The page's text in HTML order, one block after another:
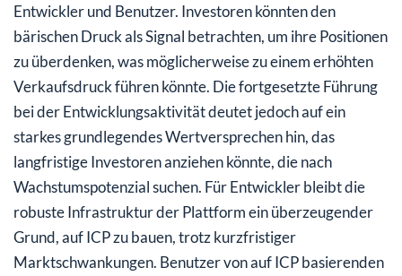
Entwickler und Benutzer. Investoren könnten den
bärischen Druck als Signal betrachten, um ihre Positionen
zu überdenken, was möglicherweise zu einem erhöhten
Verkaufsdruck führen könnte. Die fortgesetzte Führung
bei der Entwicklungsaktivität deutet jedoch auf ein
starkes grundlegendes Wertversprechen hin, das
langfristige Investoren anziehen könnte, die nach
Wachstumspotenzial suchen. Für Entwickler bleibt die
robuste Infrastruktur der Plattform ein überzeugender
Grund, auf ICP zu bauen, trotz kurzfristiger
Marktschwankungen. Benutzer von auf ICP basierenden